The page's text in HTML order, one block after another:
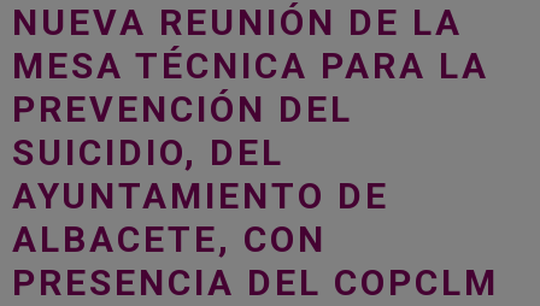
NUEVA REUNIÓN DE LA
MESA TÉCNICA PARA LA
PREVENCIÓN DEL
SUICIDIO, DEL
AYUNTAMIENTO DE
ALBACETE, CON
PRESENCIA DEL COPCLM